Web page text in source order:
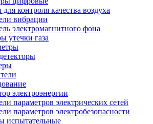
контроля качества воздуха
вибрации
электромагнитного фона
утечки газа
электроэнергии
параметров электрических сетей
параметров электробезопасности
испытательные